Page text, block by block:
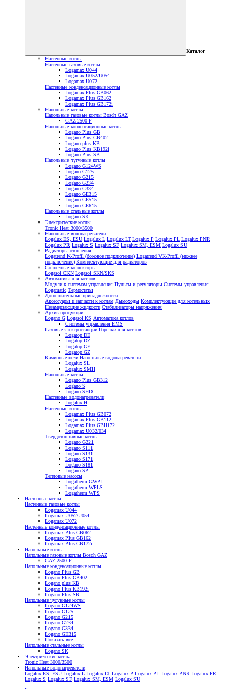
Каталог
Настенные котлы
Настенные газовые котлы
Logamax U044
Logamax U052/U054
Logamax U072
Настенные конденсационные котлы
Logamax Plus GB062
Logamax Plus GB162
Logamax Plus GB172i
Напольные котлы
Напольные газовые котлы Bosch GAZ
GAZ 2500 F
Напольные конденсационные котлы
Logano Plus GB
Logano Plus GB402
Logano plus KB
Logano Plus KB192i
Logano Plus SB
Напольные чугунные котлы
Logano G124WS
Logano G125
Logano G215
Logano G234
Logano G334
Logano GE315
Logano GE515
Logano GE615
Напольные стальные котлы
Logano SK
Электрические котлы
Tronic Heat 3000/3500
Напольные водонагреватели
Logalux ES, ESU Logalux L Logalux LT Logalux P Logalux PL Logalux PNR
Logalux PR Logalux S Logalux SF Logalux SM, ESM Logalux SU
Радиаторы отопления
Logatrend K-Profil (боковое подключение) Logatrend VK-Profil (нижнее
подключение) Комплектующие для радиаторов
Солнечные коллекторы
Logasol CKN Logasol SKN/SKS
Автоматика для котлов
Модули к системам управления Пульты и регуляторы Системы управления
Logamatic Термостаты
Дополнительные принадлежности
Аксессуары и запчасти к котлам Дымоходы Комплектующие для котельных
Незамерзающие жидкости Стабилизаторы напряжения
Архив продукции
Logano G Logasol KS Автоматика котлов
Системы управления EMS
Газовые электростанции Горелки для котлов
Logatop DE
Logatop DZ
Logatop GE
Logatop GZ
Каминные печи Напольные водонагреватели
Logalux SL
Logalux SMH
Напольные котлы
Logano Plus GB312
Logano S
Logano SHD
Настенные водонагреватели
Logalux H
Настенные котлы
Logamax Plus GB072
Logamax Plus GB112
Logamax Plus GBH172
Logamax U032/034
Твердотопливные котлы
Logano G221
Logano S111
Logano S131
Logano S171
Logano S181
Logano SP
Тепловые насосы
Logatherm GWPL
Logatherm WPLS
Logatherm WPS
Настенные котлы
Настенные газовые котлы
Logamax U044
Logamax U052/U054
Logamax U072
Настенные конденсационные котлы
Logamax Plus GB062
Logamax Plus GB162
Logamax Plus GB172i
Напольные котлы
Напольные газовые котлы Bosch GAZ
GAZ 2500 F
Напольные конденсационные котлы
Logano Plus GB
Logano Plus GB402
Logano plus KB
Logano Plus KB192i
Logano Plus SB
Напольные чугунные котлы
Logano G124WS
Logano G125
Logano G215
Logano G234
Logano G334
Logano GE315
Показать все
Напольные стальные котлы
Logano SK
Электрические котлы
Tronic Heat 3000/3500
Напольные водонагреватели
Logalux ES, ESU Logalux L Logalux LT Logalux P Logalux PL Logalux PNR Logalux PR
Logalux S Logalux SF Logalux SM, ESM Logalux SU